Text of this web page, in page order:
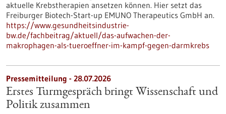
aktuelle Krebstherapien ansetzen können. Hier setzt das
Freiburger Biotech-Start-up EMUNO Therapeutics GmbH an.
https://www.gesundheitsindustrie-
bw.de/fachbeitrag/aktuell/das-aufwachen-der-
makrophagen-als-tueroeffner-im-kampf-gegen-darmkrebs
Pressemitteilung - 28.07.2026
Erstes Turmgespräch bringt Wissenschaft und
Politik zusammen